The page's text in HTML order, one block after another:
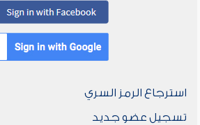
استرجاع الرمز السري
تسجيل عضو جديد